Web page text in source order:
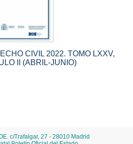
CIVIL 2022. TOMO LXXV,
II (ABRIL-JUNIO)
c/Trafalgar, 27 - 28010 Madrid